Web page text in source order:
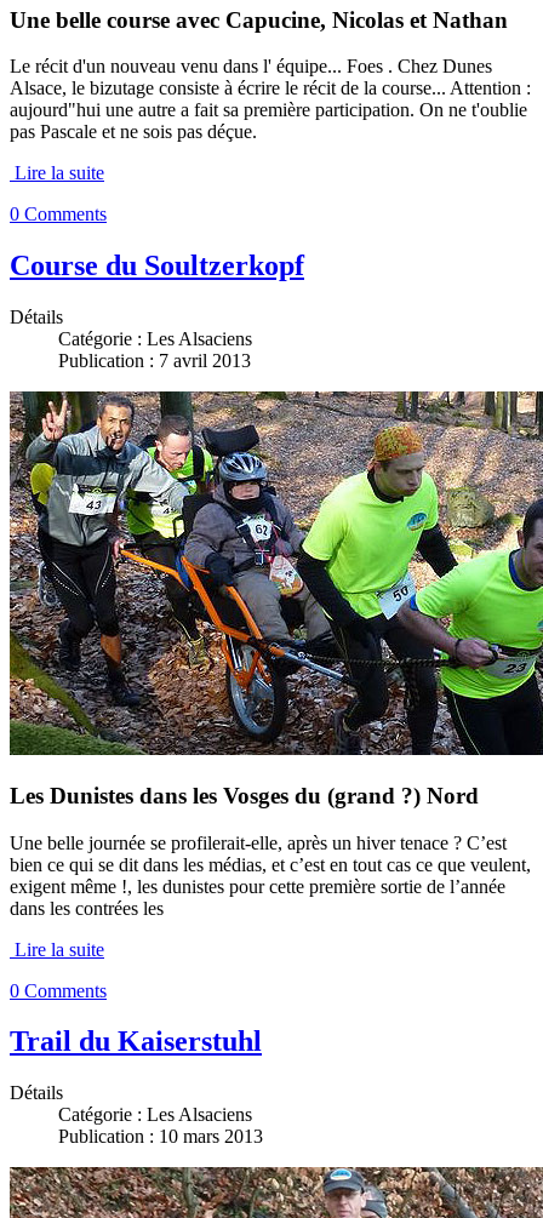
Une belle course avec Capucine, Nicolas et Nathan
Le récit d'un nouveau venu dans l' équipe... Foes . Chez Dunes
Alsace, le bizutage consiste à écrire le récit de la course... Attention :
aujourd"hui une autre a fait sa première participation. On ne t'oublie
pas Pascale et ne sois pas déçue.
Lire la suite
0 Comments
Course du Soultzerkopf
Détails
Catégorie : Les Alsaciens
Publication : 7 avril 2013
Les Dunistes dans les Vosges du (grand ?) Nord
Une belle journée se profilerait-elle, après un hiver tenace ? C’est
bien ce qui se dit dans les médias, et c’est en tout cas ce que veulent,
exigent même !, les dunistes pour cette première sortie de l’année
dans les contrées les
Lire la suite
0 Comments
Trail du Kaiserstuhl
Détails
Catégorie : Les Alsaciens
Publication : 10 mars 2013